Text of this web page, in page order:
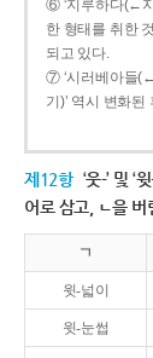
⑥ ‘지루하다(←
한 형태를 취한
되고 있다.
⑦ ‘시러베아들
기)’ 역시 변화
제12항 ‘웃-’ 및 ‘
어로 삼고, ㄴ을 버
ㄱ
윗-넓이
윗-눈썹